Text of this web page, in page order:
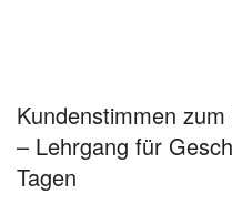
Kundenstimmen
– Lehrgang für
Tagen